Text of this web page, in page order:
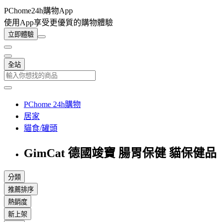
PChome24h購物App
使用App享受更優質的購物體驗
立即體驗
全站
PChome 24h購物
居家
貓食/罐頭
GimCat 德國竣寶 腸胃保健 貓保健品
分類
推薦排序
熱銷度
新上架